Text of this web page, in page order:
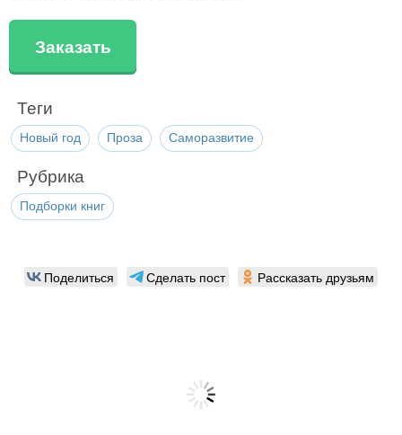
Заказать
Теги
Новый год Проза Саморазвитие
Рубрика
Подборки книг
Поделиться Сделать пост Рассказать друзьям